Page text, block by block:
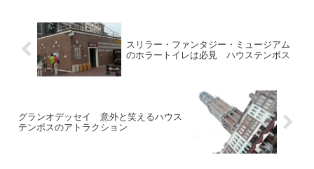
スリラー・ファンタジー・ミュージアム
のホラートイレは必見 ハウステンボス
グランオデッセイ 意外と笑えるハウス
テンボスのアトラクション